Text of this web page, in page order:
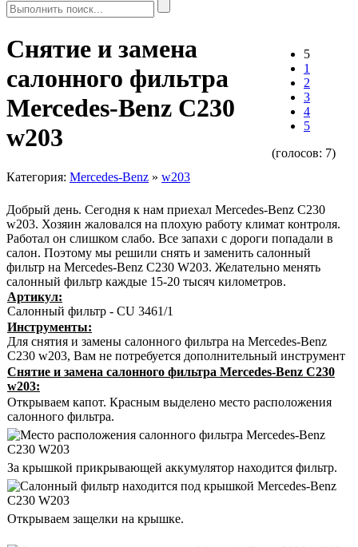
5
1
2
3
4
5
(голосов: 7)
Снятие и замена
салонного фильтра
Mercedes-Benz C230
w203
Категория: Mercedes-Benz » w203
Добрый день. Сегодня к нам приехал Mercedes-Benz C230
w203. Хозяин жаловался на плохую работу климат контроля.
Работал он слишком слабо. Все запахи с дороги попадали в
салон. Поэтому мы решили снять и заменить салонный
фильтр на Mercedes-Benz C230 W203. Желательно менять
салонный фильтр каждые 15-20 тысяч километров.
Артикул:
Салонный фильтр - CU 3461/1
Инструменты:
Для снятия и замены салонного фильтра на Mercedes-Benz
C230 w203, Вам не потребуется дополнительный инструмент
Снятие и замена салонного фильтра Mercedes-Benz C230
w203:
Открываем капот. Красным выделено место расположения
салонного фильтра.
За крышкой прикрывающей аккумулятор находится фильтр.
Открываем защелки на крышке.